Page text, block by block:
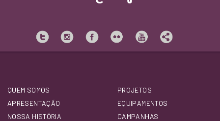
QUEM SOMOS
APRESENTAÇÃO
NOSSA HISTÓRIA
PROJETOS
EQUIPAMENTOS
CAMPANHAS